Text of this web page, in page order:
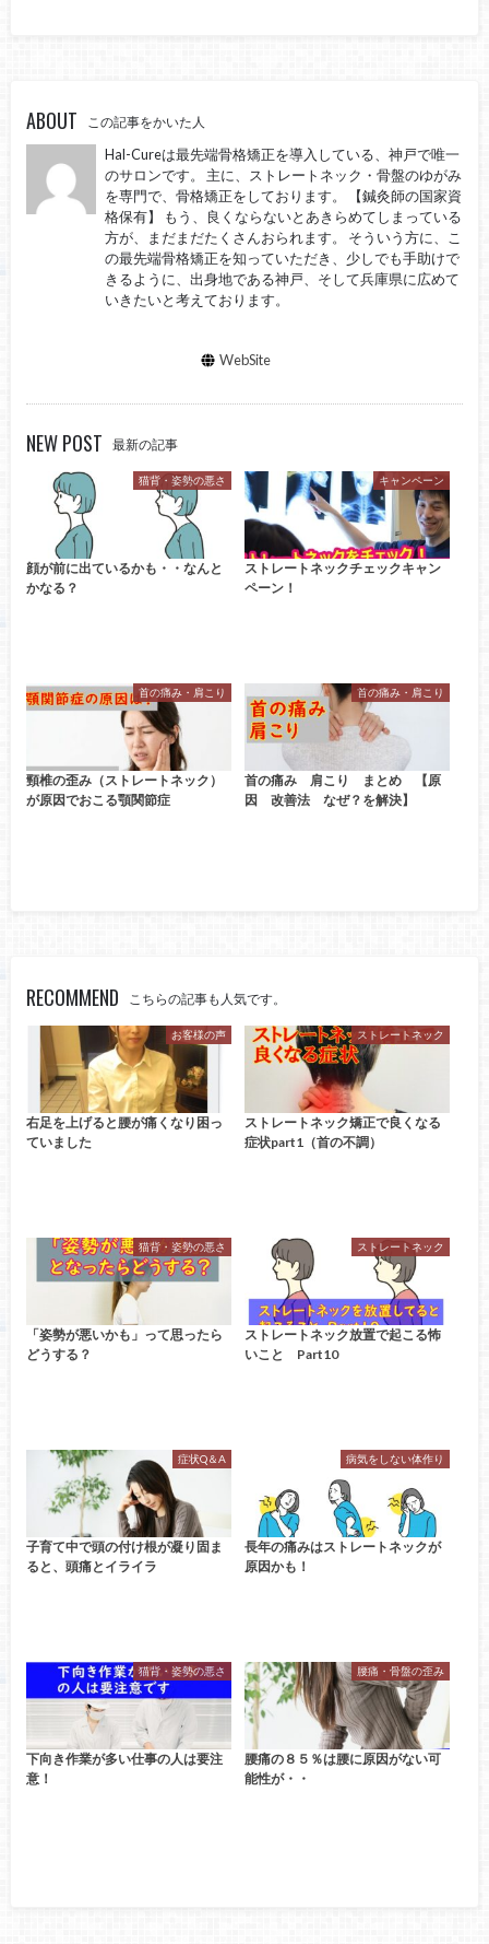
ABOUT この記事をかいた人
Hal-Cureは最先端骨格矯正を導入している、神戸で唯一
のサロンです。 主に、ストレートネック・骨盤のゆがみ
を専門で、骨格矯正をしております。 【鍼灸師の国家資
格保有】 もう、良くならないとあきらめてしまっている
方が、まだまだたくさんおられます。 そういう方に、こ
の最先端骨格矯正を知っていただき、少しでも手助けで
きるように、出身地である神戸、そして兵庫県に広めて
いきたいと考えております。
WebSite
NEW POST 最新の記事
猫背・姿勢の悪さ
顔が前に出ているかも・・なんと
かなる？
キャンペーン
ストレートネックチェックキャン
ペーン！
首の痛み・肩こり
頸椎の歪み（ストレートネック）
が原因でおこる顎関節症
首の痛み・肩こり
首の痛み 肩こり まとめ 【原
因 改善法 なぜ？を解決】
RECOMMEND こちらの記事も人気です。
お客様の声
右足を上げると腰が痛くなり困っ
ていました
ストレートネック
ストレートネック矯正で良くなる
症状part1（首の不調）
猫背・姿勢の悪さ
「姿勢が悪いかも」って思ったら
どうする？
ストレートネック
ストレートネック放置で起こる怖
いこと Part10
症状Q＆A
子育て中で頭の付け根が凝り固ま
ると、頭痛とイライラ
病気をしない体作り
長年の痛みはストレートネックが
原因かも！
猫背・姿勢の悪さ
下向き作業が多い仕事の人は要注
意！
腰痛・骨盤の歪み
腰痛の８５％は腰に原因がない可
能性が・・